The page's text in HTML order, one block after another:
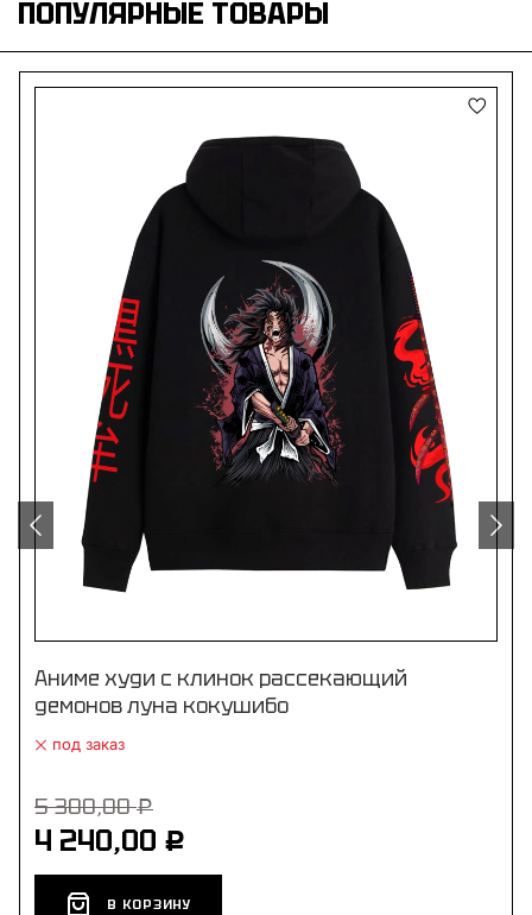
ПОПУЛЯРНЫЕ ТОВАРЫ
Аниме худи с клинок рассекающий
демонов луна кокушибо
под заказ
5 300,00 Р
4 240,00 Р
В КОРЗИНУ